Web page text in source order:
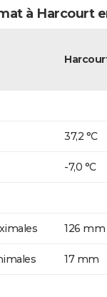
à Harcourt
37,2 °C
-7,0 °C
126 mm
17 mm